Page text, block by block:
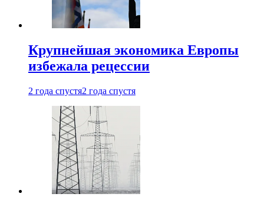
Крупнейшая экономика Европы
избежала рецессии
2 года спустя2 года спустя